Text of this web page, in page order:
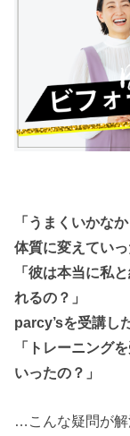
「うまくいかな
体質に変えていっ
「彼は本当に私
れるの？」
parcy’sを受講し
「トレーニング
いったの？」
…こんな疑問が解